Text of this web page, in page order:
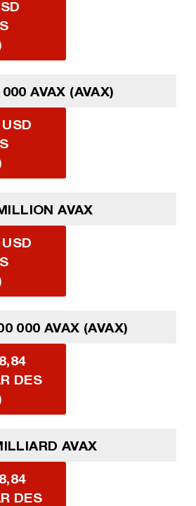
AVAX (AVAX)
AVAX
000 AVAX (AVAX)
DES
AVAX
DES